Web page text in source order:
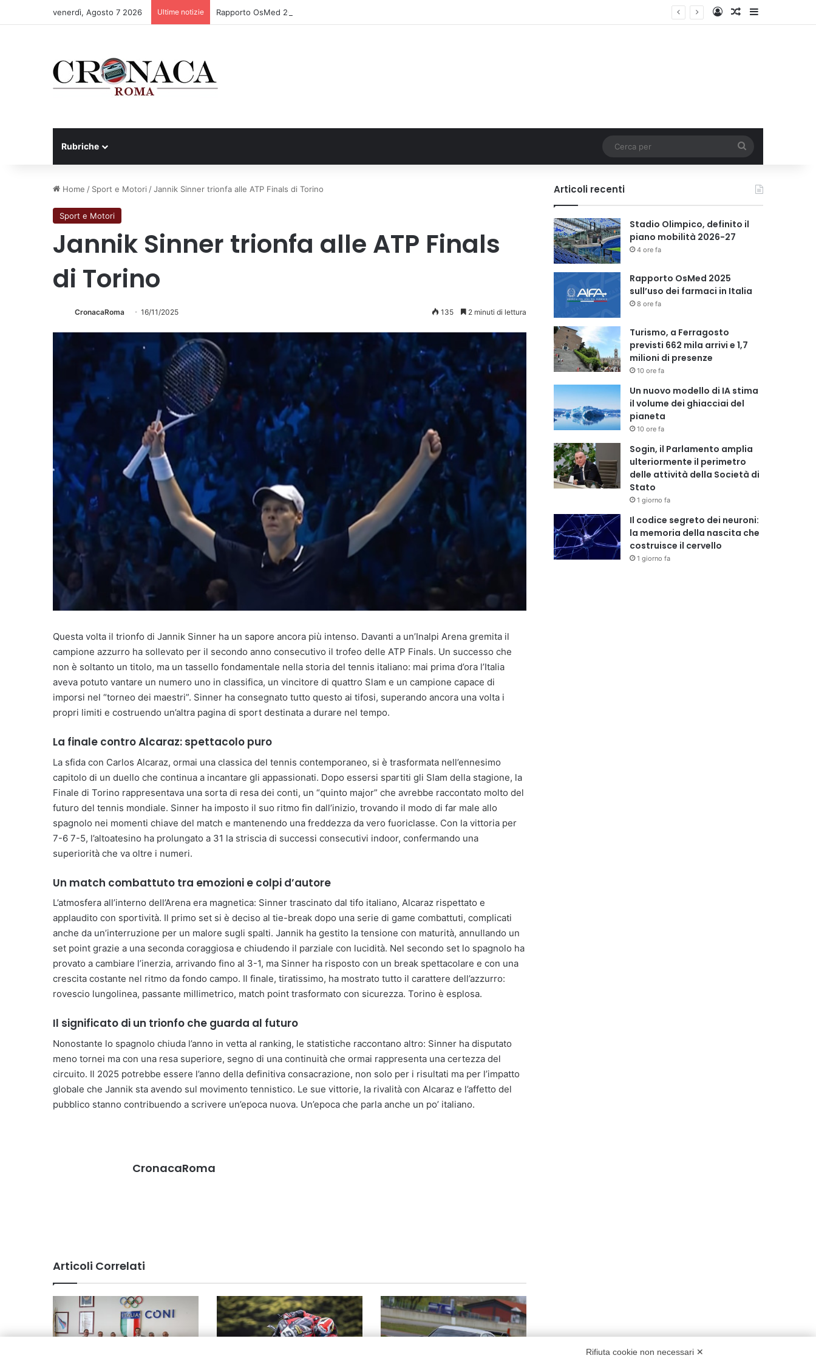
venerdì, Agosto 7 2026 Ultime notizie Rapporto OsMed 2025 sull’uso dei farmaci in Italia AccediUn articolo a
Rubriche
per
Home / Sport e Motori /Jannik Sinner trionfa alle ATP Finals di Torino
Sport e Motori
Jannik Sinner trionfa alle ATP Finals
di Torino
CronacaRoma 16/11/2025 135 2 minuti di lettura
Questa volta il trionfo di Jannik Sinner ha un sapore ancora più intenso. Davanti a un’Inalpi Arena gremita il
campione azzurro ha sollevato per il secondo anno consecutivo il trofeo delle ATP Finals. Un successo che
non è soltanto un titolo, ma un tassello fondamentale nella storia del tennis italiano: mai prima d’ora l’Italia
aveva potuto vantare un numero uno in classifica, un vincitore di quattro Slam e un campione capace di
imporsi nel “torneo dei maestri”. Sinner ha consegnato tutto questo ai tifosi, superando ancora una volta i
propri limiti e costruendo un’altra pagina di sport destinata a durare nel tempo.
La finale contro Alcaraz: spettacolo puro
La sfida con Carlos Alcaraz, ormai una classica del tennis contemporaneo, si è trasformata nell’ennesimo
capitolo di un duello che continua a incantare gli appassionati. Dopo essersi spartiti gli Slam della stagione, la
Finale di Torino rappresentava una sorta di resa dei conti, un “quinto major” che avrebbe raccontato molto del
futuro del tennis mondiale. Sinner ha imposto il suo ritmo fin dall’inizio, trovando il modo di far male allo
spagnolo nei momenti chiave del match e mantenendo una freddezza da vero fuoriclasse. Con la vittoria per
7-6 7-5, l’altoatesino ha prolungato a 31 la striscia di successi consecutivi indoor, confermando una
superiorità che va oltre i numeri.
Un match combattuto tra emozioni e colpi d’autore
L’atmosfera all’interno dell’Arena era magnetica: Sinner trascinato dal tifo italiano, Alcaraz rispettato e
applaudito con sportività. Il primo set si è deciso al tie-break dopo una serie di game combattuti, complicati
anche da un’interruzione per un malore sugli spalti. Jannik ha gestito la tensione con maturità, annullando un
set point grazie a una seconda coraggiosa e chiudendo il parziale con lucidità. Nel secondo set lo spagnolo ha
provato a cambiare l’inerzia, arrivando fino al 3-1, ma Sinner ha risposto con un break spettacolare e con una
crescita costante nel ritmo da fondo campo. Il finale, tiratissimo, ha mostrato tutto il carattere dell’azzurro:
rovescio lungolinea, passante millimetrico, match point trasformato con sicurezza. Torino è esplosa.
Il significato di un trionfo che guarda al futuro
Nonostante lo spagnolo chiuda l’anno in vetta al ranking, le statistiche raccontano altro: Sinner ha disputato
meno tornei ma con una resa superiore, segno di una continuità che ormai rappresenta una certezza del
circuito. Il 2025 potrebbe essere l’anno della definitiva consacrazione, non solo per i risultati ma per l’impatto
globale che Jannik sta avendo sul movimento tennistico. Le sue vittorie, la rivalità con Alcaraz e l’affetto del
pubblico stanno contribuendo a scrivere un’epoca nuova. Un’epoca che parla anche un po’ italiano.
CronacaRoma
Articoli Correlati
Articoli recenti
Stadio Olimpico, definito il
piano mobilità 2026-27
4 ore fa
Rapporto OsMed 2025
sull’uso dei farmaci in Italia
8 ore fa
Turismo, a Ferragosto
previsti 662 mila arrivi e 1,7
milioni di presenze
10 ore fa
Un nuovo modello di IA stima
il volume dei ghiacciai del
pianeta
10 ore fa
Sogin, il Parlamento amplia
ulteriormente il perimetro
delle attività della Società di
Stato
1 giorno fa
Il codice segreto dei neuroni:
la memoria della nascita che
costruisce il cervello
1 giorno fa
Rifiuta cookie non necessari ✕